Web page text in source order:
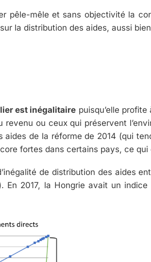
pêle-mêle et sans objectivité la
la distribution des aides, aussi
est inégalitaire puisqu’elle
ou ceux qui préservent
de la réforme de 2014 (qui
fortes dans certains pays, ce qui
de distribution des aides
En 2017, la Hongrie avait un